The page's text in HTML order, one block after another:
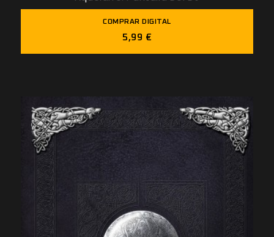
COMPRAR DIGITAL
5,99 €